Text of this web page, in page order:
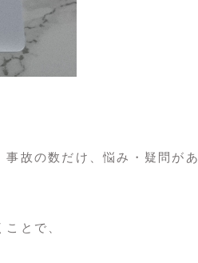
故の数だけ、悩み・疑問があ
とで、